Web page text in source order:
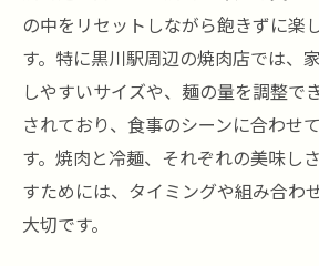
の中をリセットしながら飽きずに楽
す。特に黒川駅周辺の焼肉店では、
しやすいサイズや、麺の量を調整で
されており、食事のシーンに合わせ
す。焼肉と冷麺、それぞれの美味し
すためには、タイミングや組み合わ
大切です。